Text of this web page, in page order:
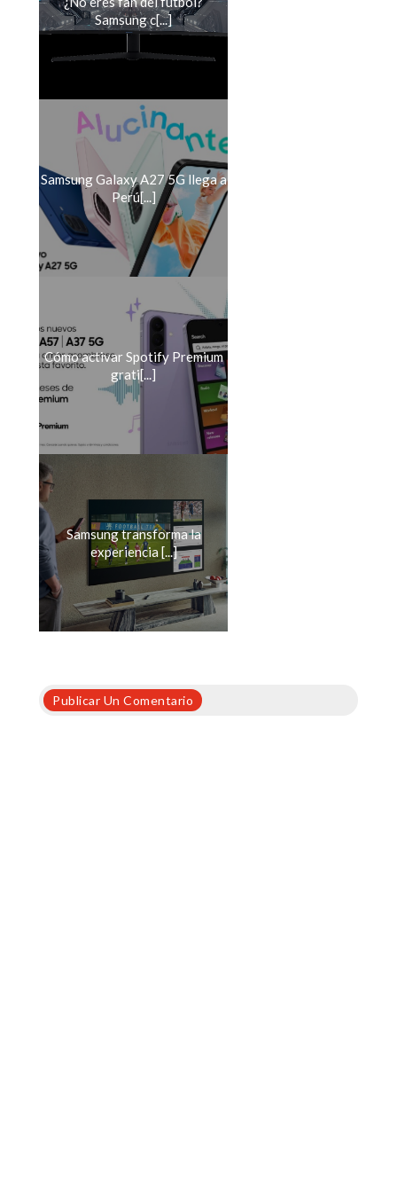
Samsung c[...]
Samsung Galaxy A27 5G llega a
Perú[...]
Cómo activar Spotify Premium
grati[...]
Samsung transforma la
experiencia [...]
Publicar Un Comentario